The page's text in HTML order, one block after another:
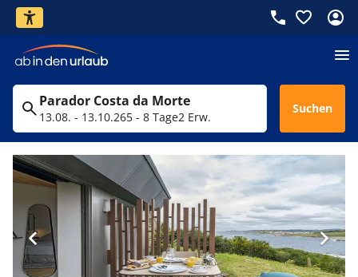
Parador Costa da Morte
13.08. - 13.10.265 - 8 Tage2 Erw.
Suchen